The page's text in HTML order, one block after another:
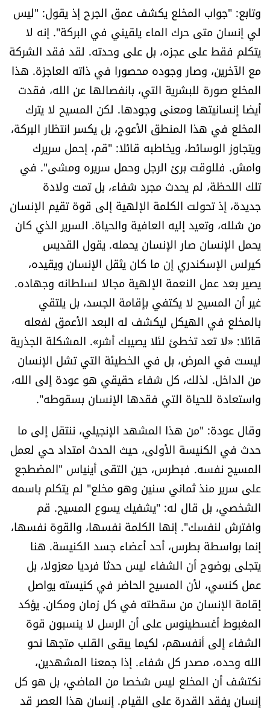
للتاريخ
فيديو
من نحن
للتواصل معنا
شروط الاستخدام
شروط الإشتراك
Digital solutions by
وتابع: "جواب المخلع يكشف عمق الجرح إذ يقول: "ليس
لي إنسان متى حرك الماء يلقيني في البركة". إنه لا
يتكلم فقط على عجزه، بل على وحدته. لقد فقد الشركة
مع الآخرين، وصار وجوده محصورا في ذاته العاجزة. هذا
المخلع صورة للبشرية التي، بانفصالها عن الله، فقدت
أيضا إنسانيتها ومعنى وجودها. لكن المسيح لا يترك
المخلع في هذا المنطق الأعوج، بل يكسر انتظار البركة،
ويتجاوز الوسائط، ويخاطبه قائلا: "قم، إحمل سريرك
وامش. فللوقت برئ الرجل وحمل سريره ومشى". في
تلك اللحظة، لم يحدث مجرد شفاء، بل تمت ولادة
جديدة، إذ تحولت الكلمة الإلهية إلى قوة تقيم الإنسان
من شلله، وتعيد إليه العافية والحياة. السرير الذي كان
يحمل الإنسان صار الإنسان يحمله. يقول ​القديس
كيرلس الإسكندري​ إن ما كان يثقل الإنسان ويقيده،
يصير بعد عمل النعمة الإلهية مجالا لسلطانه وجهاده.
غير أن المسيح لا يكتفي بإقامة الجسد، بل يلتقي
بالمخلع في الهيكل ليكشف له البعد الأعمق لفعله
قائلا: «لا تعد تخطئ لئلا يصيبك أشر». المشكلة الجذرية
ليست في المرض، بل في الخطيئة التي تشل الإنسان
من الداخل. لذلك، كل شفاء حقيقي هو عودة إلى الله،
واستعادة للحياة التي فقدها الإنسان بسقوطه".
وقال عودة: "من هذا المشهد الإنجيلي، ننتقل إلى ما
حدث في الكنيسة الأولى، حيث الحدث امتداد حي لعمل
المسيح نفسه. فبطرس، حين التقى أينياس "المضطجع
على سرير منذ ثماني سنين وهو مخلع" لم يتكلم باسمه
الشخصي، بل قال له: "يشفيك يسوع المسيح. قم
وافترش لنفسك". إنها الكلمة نفسها، والقوة نفسها،
إنما بواسطة بطرس، أحد أعضاء جسد الكنيسة. هنا
يتجلى بوضوح أن الشفاء ليس حدثا فرديا معزولا، بل
عمل كنسي، لأن المسيح الحاضر في كنيسته يواصل
إقامة الإنسان من سقطته في كل زمان ومكان. يؤكد ​
المغبوط أغسطينوس​ على أن الرسل لا ينسبون قوة
الشفاء إلى أنفسهم، لكيما يبقى القلب متجها نحو
الله وحده، مصدر كل شفاء. إذا جمعنا المشهدين،
نكتشف أن المخلع ليس شخصا من الماضي، بل هو كل
إنسان يفقد القدرة على القيام. إنسان هذا العصر قد